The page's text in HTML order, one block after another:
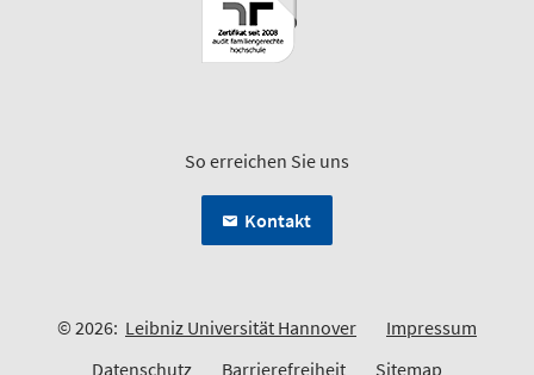
So erreichen Sie uns
Kontakt
© 2026: Leibniz Universität Hannover
Impressum
Datenschutz
Barrierefreiheit Sitemap